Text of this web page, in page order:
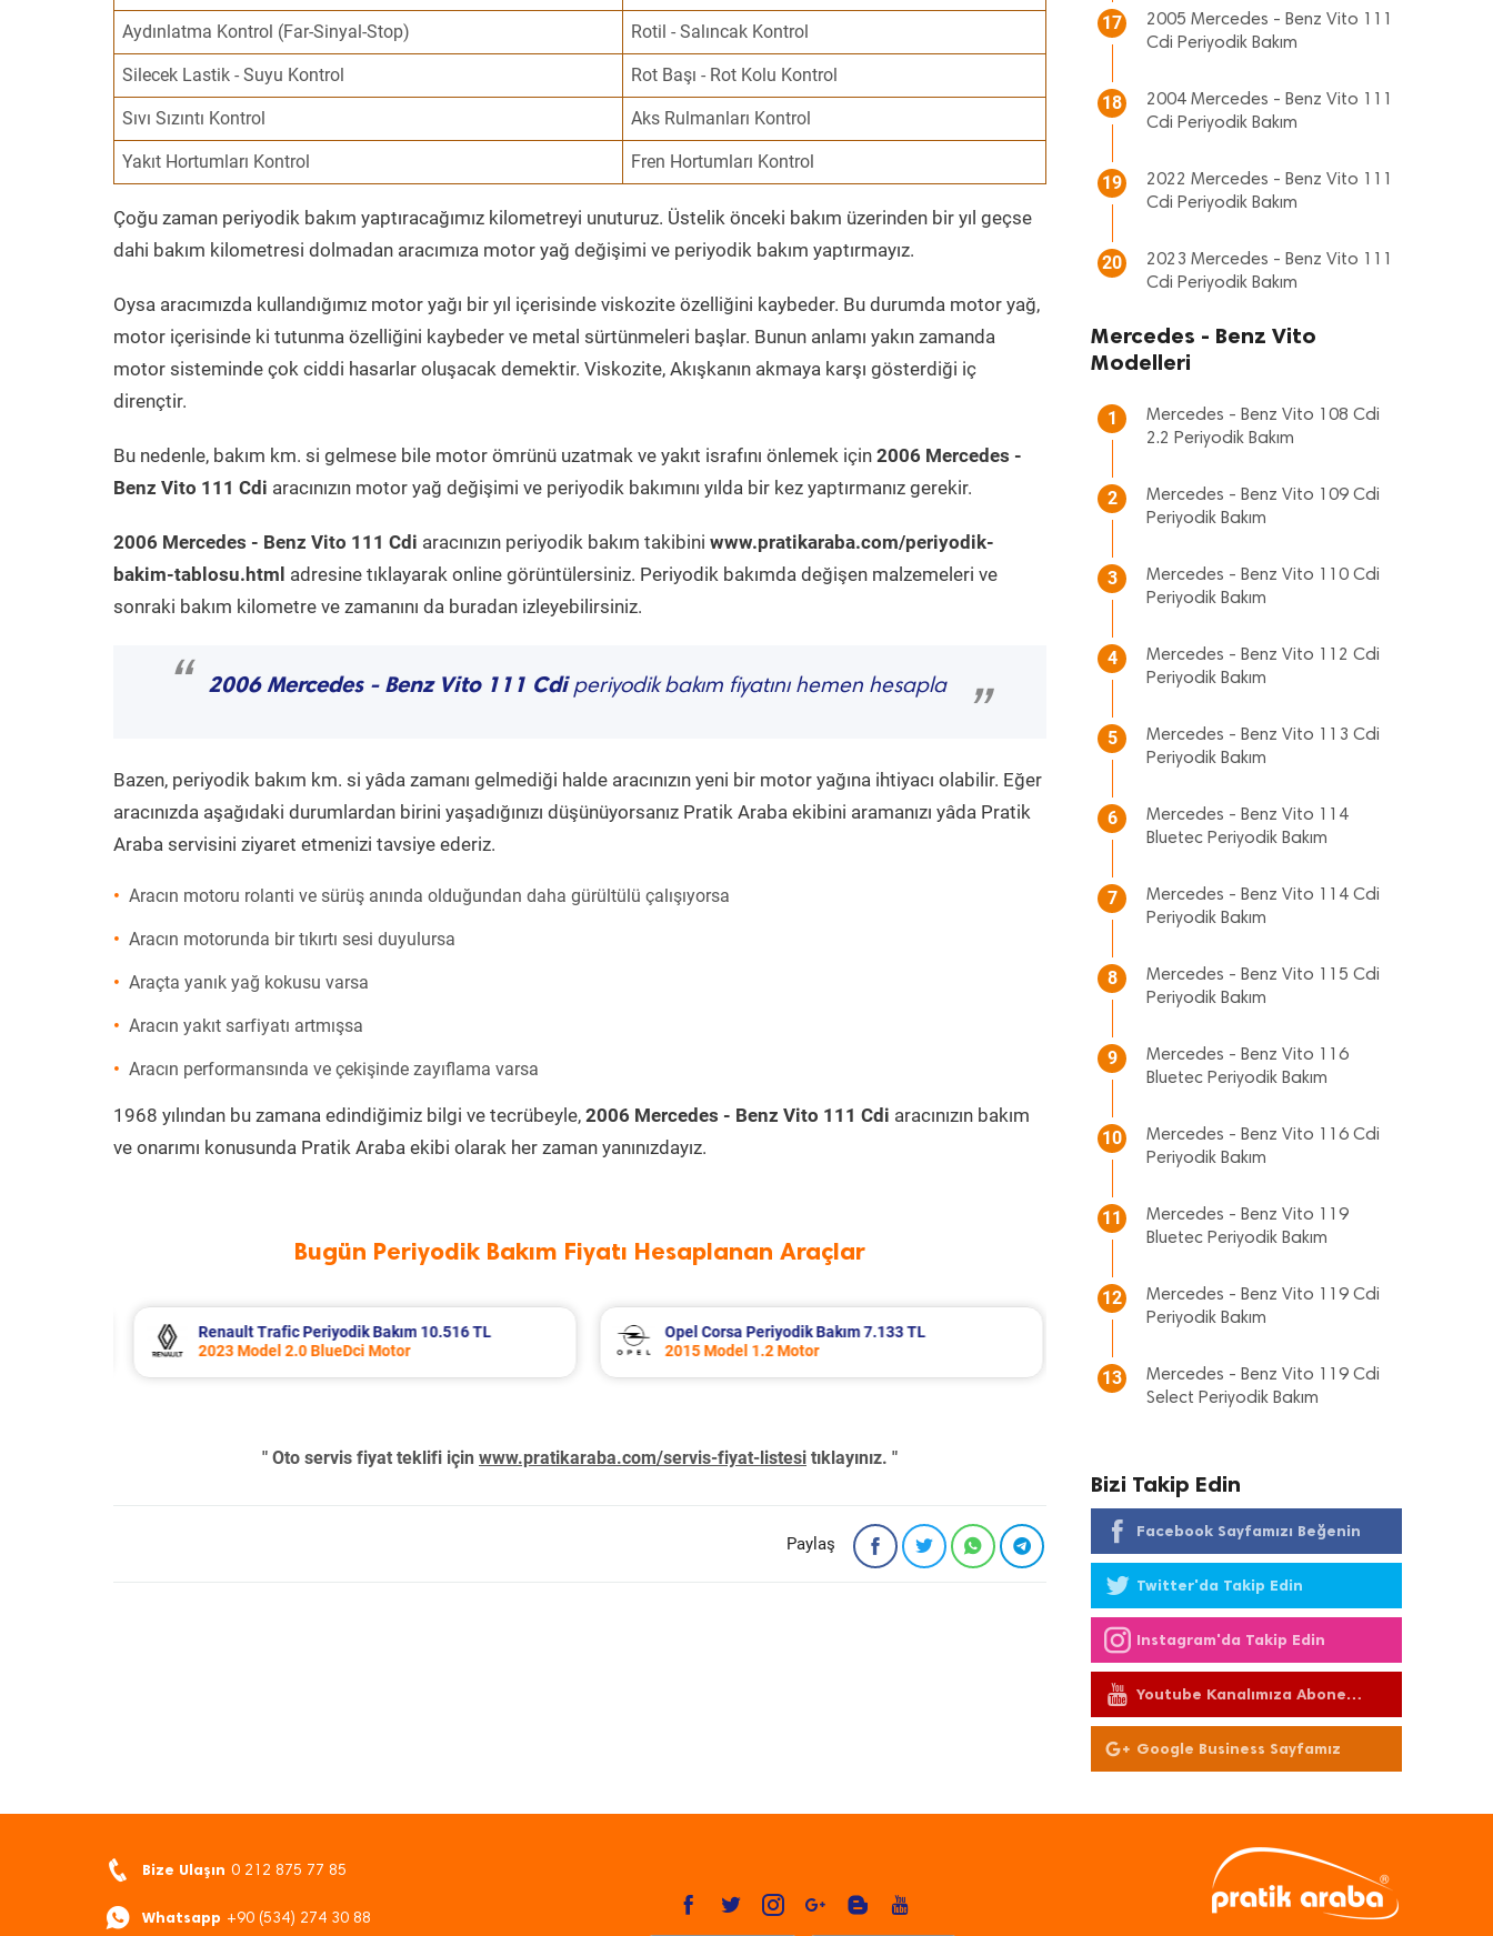
Aydınlatma Kontrol (Far-Sinyal-Stop) Rotil - Salıncak Kontrol
Silecek Lastik - Suyu Kontrol Rot Başı - Rot Kolu Kontrol
Sıvı Sızıntı Kontrol Aks Rulmanları Kontrol
Yakıt Hortumları Kontrol Fren Hortumları Kontrol
Çoğu zaman periyodik bakım yaptıracağımız kilometreyi unuturuz. Üstelik önceki bakım üzerinden bir yıl geçse
dahi bakım kilometresi dolmadan aracımıza motor yağ değişimi ve periyodik bakım yaptırmayız.
Oysa aracımızda kullandığımız motor yağı bir yıl içerisinde viskozite özelliğini kaybeder. Bu durumda motor yağ,
motor içerisinde ki tutunma özelliğini kaybeder ve metal sürtünmeleri başlar. Bunun anlamı yakın zamanda
motor sisteminde çok ciddi hasarlar oluşacak demektir. Viskozite, Akışkanın akmaya karşı gösterdiği iç
dirençtir.
Bu nedenle, bakım km. si gelmese bile motor ömrünü uzatmak ve yakıt israfını önlemek için 2006 Mercedes -
Benz Vito 111 Cdi aracınızın motor yağ değişimi ve periyodik bakımını yılda bir kez yaptırmanız gerekir.
2006 Mercedes - Benz Vito 111 Cdi aracınızın periyodik bakım takibini www.pratikaraba.com/periyodik-
bakim-tablosu.html adresine tıklayarak online görüntülersiniz. Periyodik bakımda değişen malzemeleri ve
sonraki bakım kilometre ve zamanını da buradan izleyebilirsiniz.
“ 2006 Mercedes - Benz Vito 111 Cdiperiyodik bakım fiyatını hemen hesapla
”
Bazen, periyodik bakım km. si yâda zamanı gelmediği halde aracınızın yeni bir motor yağına ihtiyacı olabilir. Eğer
aracınızda aşağıdaki durumlardan birini yaşadığınızı düşünüyorsanız Pratik Araba ekibini aramanızı yâda Pratik
Araba servisini ziyaret etmenizi tavsiye ederiz.
Aracın motoru rolanti ve sürüş anında olduğundan daha gürültülü çalışıyorsa
Aracın motorunda bir tıkırtı sesi duyulursa
Araçta yanık yağ kokusu varsa
Aracın yakıt sarfiyatı artmışsa
Aracın performansında ve çekişinde zayıflama varsa
1968 yılından bu zamana edindiğimiz bilgi ve tecrübeyle, 2006 Mercedes - Benz Vito 111 Cdi aracınızın bakım
ve onarımı konusunda Pratik Araba ekibi olarak her zaman yanınızdayız.
Bugün Periyodik Bakım Fiyatı Hesaplanan Araçlar
Opel Corsa Periyodik Bakım 7.133 TL
2015 Model 1.2 Motor
Seat Leon Periyodik Bakım 7.335 TL
2016 Model 1.2 Tsi Motor
Volkswagen Passat Periyodik Bakım 11.253
" Oto servis fiyat teklifi için www.pratikaraba.com/servis-fiyat-listesi tıklayınız. "
Paylaş
17
2005 Mercedes - Benz Vito 111
Cdi Periyodik Bakım
18
2004 Mercedes - Benz Vito 111
Cdi Periyodik Bakım
19
2022 Mercedes - Benz Vito 111
Cdi Periyodik Bakım
20
2023 Mercedes - Benz Vito 111
Cdi Periyodik Bakım
Mercedes - Benz Vito
Modelleri
1
Mercedes - Benz Vito 108 Cdi
2.2 Periyodik Bakım
2
Mercedes - Benz Vito 109 Cdi
Periyodik Bakım
3
Mercedes - Benz Vito 110 Cdi
Periyodik Bakım
4
Mercedes - Benz Vito 112 Cdi
Periyodik Bakım
5
Mercedes - Benz Vito 113 Cdi
Periyodik Bakım
6
Mercedes - Benz Vito 114
Bluetec Periyodik Bakım
7
Mercedes - Benz Vito 114 Cdi
Periyodik Bakım
8
Mercedes - Benz Vito 115 Cdi
Periyodik Bakım
9
Mercedes - Benz Vito 116
Bluetec Periyodik Bakım
10
Mercedes - Benz Vito 116 Cdi
Periyodik Bakım
11
Mercedes - Benz Vito 119
Bluetec Periyodik Bakım
12
Mercedes - Benz Vito 119 Cdi
Periyodik Bakım
13
Mercedes - Benz Vito 119 Cdi
Select Periyodik Bakım
Bizi Takip Edin
Facebook Sayfamızı Beğenin
Twitter'da Takip Edin
Instagram'da Takip Edin
Youtube Kanalımıza Abone
Olun
Google Business Sayfamız
Bize Ulaşın 0 212 875 77 85
Whatsapp +90 (534) 274 30 88